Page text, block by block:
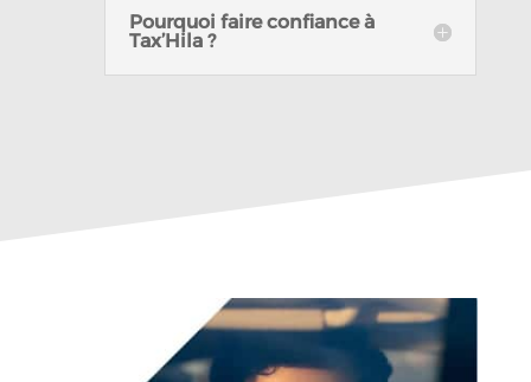
Pourquoi faire confiance à
Tax’Hila ?